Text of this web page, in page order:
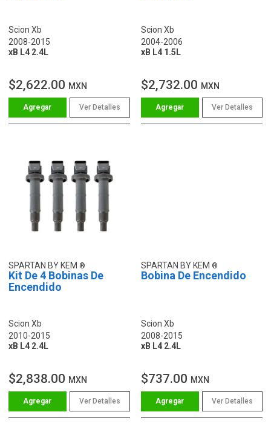
Scion Xb
2008-2015
xB L4 2.4L
$2,622.00 MXN
Ver Detalles
Scion Xb
2004-2006
xB L4 1.5L
$2,732.00 MXN
Ver Detalles
SPARTAN BY KEM
Kit De 4 Bobinas De
Encendido
Scion Xb
2010-2015
xB L4 2.4L
$2,838.00 MXN
Ver Detalles
SPARTAN BY KEM
Bobina De Encendido
Scion Xb
2008-2015
xB L4 2.4L
$737.00 MXN
Ver Detalles